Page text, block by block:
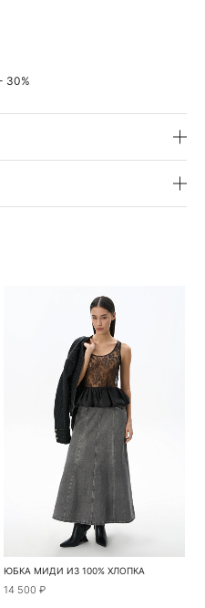
30%
ЮБКА МИДИ ИЗ 100% ХЛОПКА
14 500 ₽